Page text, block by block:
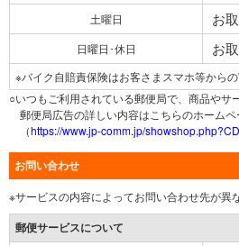
土曜日 お
日曜日･休日 お
※バイク自賠責保険はお客さまスマホ等から
○いつもご利用されている郵便局で、商品やサ
郵便局広告の詳しい内容はこちらのホームペ
（https://www.jp-comm.jp/
お問い合わせ
※サービスの内容によってお問い合わせ先が異
郵便サービスについて